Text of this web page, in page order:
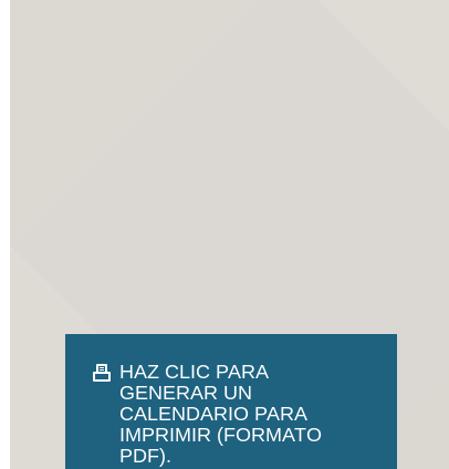
HAZ CLIC PARA
GENERAR UN
CALENDARIO PARA
IMPRIMIR (FORMATO
PDF).